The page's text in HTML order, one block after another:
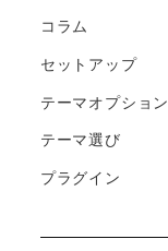
コラム
セットアップ
テーマオプション
テーマ選び
プラグイン